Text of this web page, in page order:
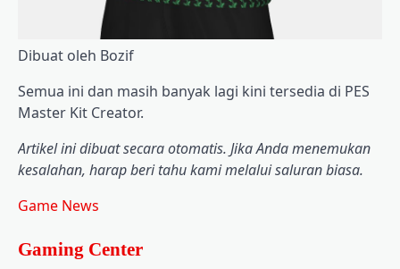
Dibuat oleh Bozif
Semua ini dan masih banyak lagi kini tersedia di PES
Master Kit Creator.
Artikel ini dibuat secara otomatis. Jika Anda menemukan
kesalahan, harap beri tahu kami melalui saluran biasa.
Game News
Gaming Center